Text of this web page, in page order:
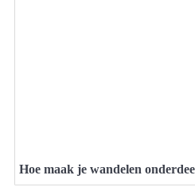
Hoe maak je wandelen